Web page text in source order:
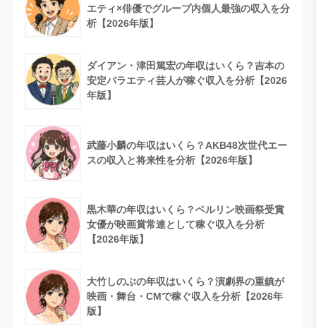
エティ×俳優でグループ内個人最強の収入を分
析【2026年版】
ダイアン・津田篤宏の年収はいくら？吉本の
安定バラエティ芸人が稼ぐ収入を分析【2026
年版】
武藤小麟の年収はいくら？AKB48次世代エー
スの収入と将来性を分析【2026年版】
黒木華の年収はいくら？ベルリン映画祭受賞
女優が映画賞常連として稼ぐ収入を分析
【2026年版】
大竹しのぶの年収はいくら？演劇界の重鎮が
映画・舞台・CMで稼ぐ収入を分析【2026年
版】